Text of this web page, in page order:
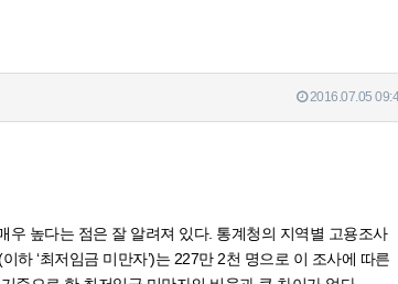
2016.07.05
높다는 점은 잘 알려져 있다. 통계청의 지역별 고용조사
‘최저임금 미만자’)는 227만 2천 명으로 이 조사에 따른